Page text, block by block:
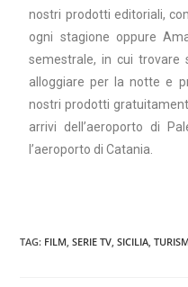
nostri prodotti editoriali,
ogni stagione oppure
semestrale, in cui trovare
alloggiare per la notte e
nostri prodotti
arrivi dell’aeroporto di
l’aeroporto di Catania.
TAG: FILM SERIE TV SICILIA